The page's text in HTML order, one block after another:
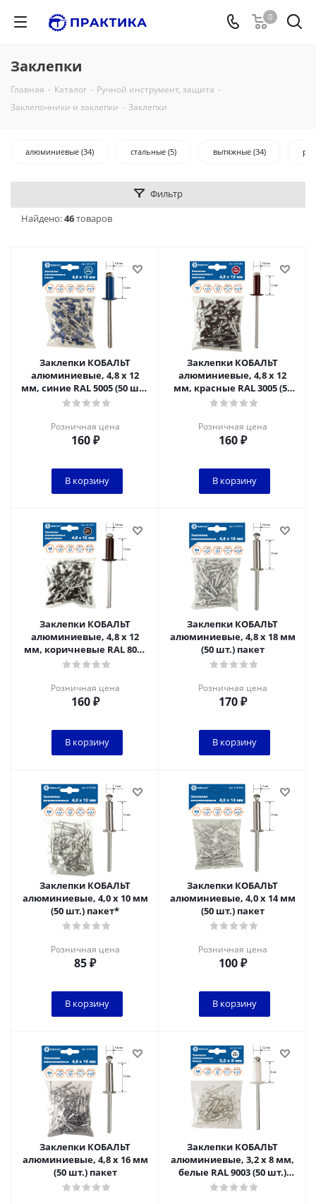
0
Заклепки
Главная - Каталог - Ручной инструмент, защита -
Заклепочники и заклепки - Заклепки
алюминиевые (34) стальные (5) вытяжные (34)
Фильтр
Найдено:46товаров
Заклепки КОБАЛЬТ
алюминиевые, 4,8 х 12
мм, синие RAL 5005 (50 шт.)
пакет
Розничная цена
160₽
В корзину
Заклепки КОБАЛЬТ
алюминиевые, 4,8 х 12
мм, красные RAL 3005 (50
шт.) пакет
Розничная цена
160₽
В корзину
Заклепки КОБАЛЬТ
алюминиевые, 4,8 х 12
мм, коричневые RAL 8017
(50 шт.) пакет
Розничная цена
160₽
В корзину
Заклепки КОБАЛЬТ
алюминиевые, 4,8 х 18 мм
(50 шт.) пакет
Розничная цена
170₽
В корзину
Заклепки КОБАЛЬТ
алюминиевые, 4,0 х 10 мм
(50 шт.) пакет*
Розничная цена
85₽
В корзину
Заклепки КОБАЛЬТ
алюминиевые, 4,0 х 14 мм
(50 шт.) пакет
Розничная цена
100₽
В корзину
Заклепки КОБАЛЬТ
алюминиевые, 4,8 х 16 мм
(50 шт.) пакет
Заклепки КОБАЛЬТ
алюминиевые, 3,2 х 8 мм,
белые RAL 9003 (50 шт.)
пакет